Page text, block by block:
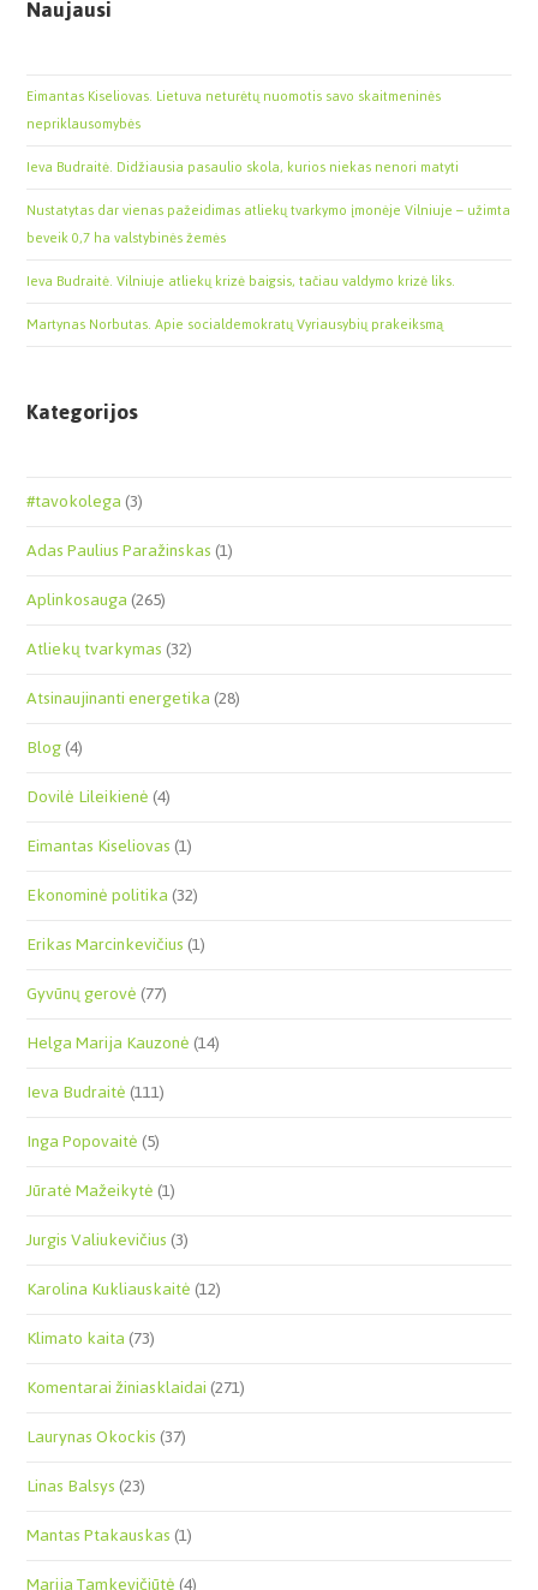
Naujausi
Eimantas Kiseliovas. Lietuva neturėtų nuomotis savo skaitmeninės
nepriklausomybės
Ieva Budraitė. Didžiausia pasaulio skola, kurios niekas nenori matyti
Nustatytas dar vienas pažeidimas atliekų tvarkymo įmonėje Vilniuje – užimta
beveik 0,7 ha valstybinės žemės
Ieva Budraitė. Vilniuje atliekų krizė baigsis, tačiau valdymo krizė liks.
Martynas Norbutas. Apie socialdemokratų Vyriausybių prakeiksmą
Kategorijos
#tavokolega(3)
Adas Paulius Paražinskas(1)
Aplinkosauga(265)
Atliekų tvarkymas(32)
Atsinaujinanti energetika(28)
Blog(4)
Dovilė Lileikienė(4)
Eimantas Kiseliovas(1)
Ekonominė politika(32)
Erikas Marcinkevičius(1)
Gyvūnų gerovė(77)
Helga Marija Kauzonė(14)
Ieva Budraitė(111)
Inga Popovaitė(5)
Jūratė Mažeikytė(1)
Jurgis Valiukevičius(3)
Karolina Kukliauskaitė(12)
Klimato kaita(73)
Komentarai žiniasklaidai(271)
Laurynas Okockis(37)
Linas Balsys(23)
Mantas Ptakauskas(1)